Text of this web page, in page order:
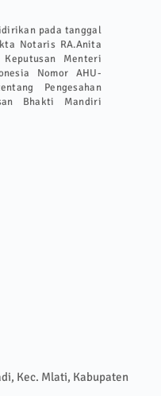
pada tanggal
Notaris RA.Anita
Menteri
Nomor AHU-
Pengesahan
Bhakti Mandiri
Kec. Mlati, Kabupaten